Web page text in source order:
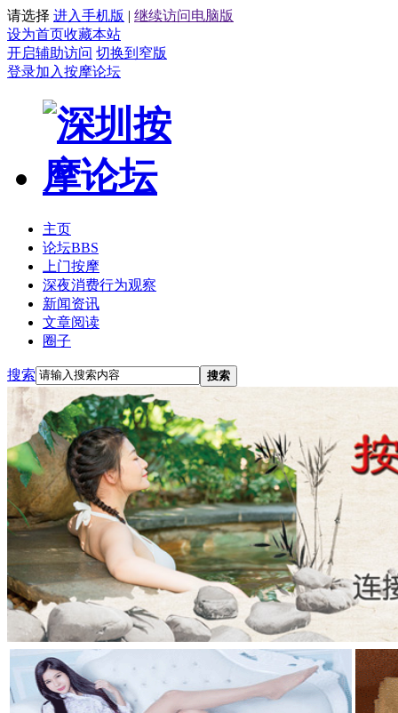
请选择 进入手机版 | 继续访问电脑版
设为首页收藏本站
开启辅助访问 切换到窄版
登录加入按摩论坛
主页
论坛BBS
上门按摩
深夜消费行为观察
新闻资讯
文章阅读
圈子
搜索 搜索